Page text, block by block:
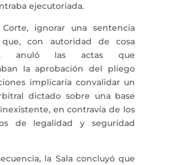
ejecutoriada.
Corte, ignorar una sentencia
que, con autoridad de cosa
anuló las actas que
la aprobación del pliego
implicaría convalidar un
dictado sobre una base
en contravía de los
de legalidad y seguridad
la Sala concluyó que